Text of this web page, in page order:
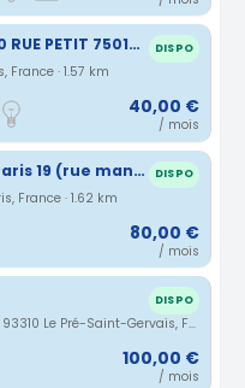
PARKING MOTO 100 RUE PETIT 75019 PARIS DISPO
France · 1.57 km
40,00 €
/ mois
Place de parking Paris 19 (rue manin) DISPO
France · 1.62 km
80,00 €
/ mois
DISPO
15 Avenue Du Bélvédère, 93310 Le Pré-Saint-Gervais, France · 1.64 km
100,00 €
/ mois